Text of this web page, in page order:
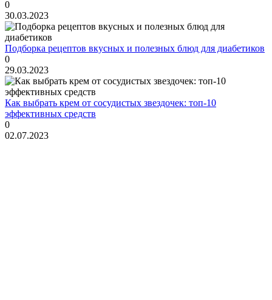
0
30.03.2023
Подборка рецептов вкусных и полезных блюд для диабетиков
0
29.03.2023
Как выбрать крем от сосудистых звездочек: топ-10
эффективных средств
0
02.07.2023